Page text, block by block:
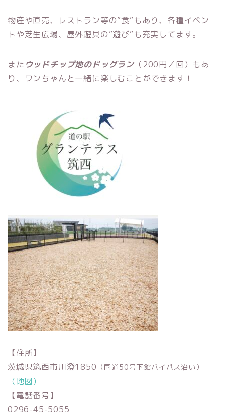
物産や直売、レストラン等の”食”もあり、各種イベン
トや芝生広場、屋外遊具の”遊び”も充実してます。
また ウッドチップ地のドッグラン （200円／回）もあ
り、ワンちゃんと一緒に楽しむことができます！
【住所】
茨城県筑西市川澄1850 （国道50号下館バイパス沿い）
（地図）
【電話番号】
0296-45-5055